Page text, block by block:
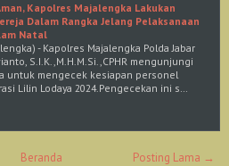
Kapolres Majalengka Lakukan
Dalam Rangka Jelang Pelaksanaan
Natal
- Kapolres Majalengka Polda Jabar
S.I.K.,M.H.M.Si.,CPHR mengunjungi
untuk mengecek kesiapan personel
Lilin Lodaya 2024.Pengecekan ini s…
Posting Lama →
Beranda